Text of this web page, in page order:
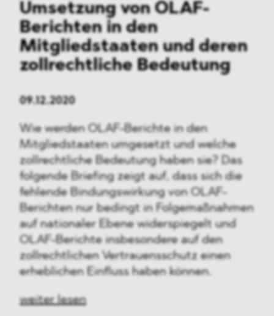
Umsetzung von OLAF-
Berichten in den
Mitgliedstaaten und deren
zollrechtliche Bedeutung
09.12.2020
Wie werden OLAF-Berichte in den
Mitgliedstaaten umgesetzt und welche
zollrechtliche Bedeutung haben sie? Das
folgende Briefing zeigt auf, dass sich die
fehlende Bindungswirkung von OLAF-
Berichten nur bedingt in Folgemaßnahmen
auf nationaler Ebene widerspiegelt und
OLAF-Berichte insbesondere auf den
zollrechtlichen Vertrauensschutz einen
erheblichen Einfluss haben können.
weiter lesen